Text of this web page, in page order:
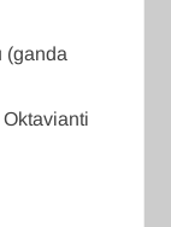
(ganda